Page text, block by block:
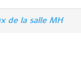
de la salle MH